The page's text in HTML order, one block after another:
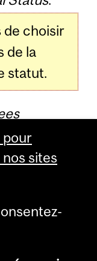
de choisir
de la
statut.
pour
sites